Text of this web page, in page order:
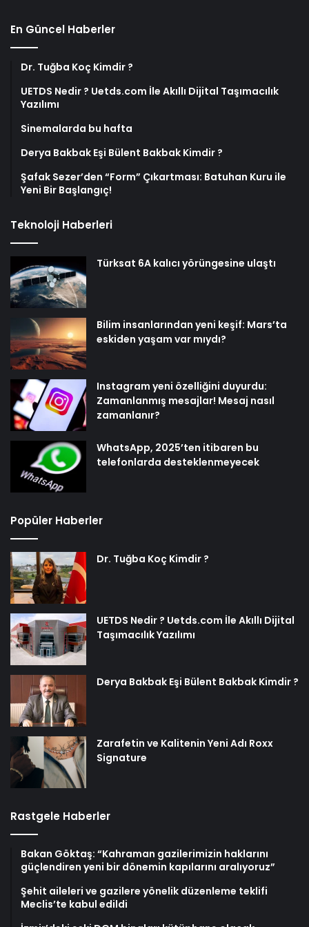
En Güncel Haberler
Dr. Tuğba Koç Kimdir ?
UETDS Nedir ? Uetds.com İle Akıllı Dijital Taşımacılık
Yazılımı
Sinemalarda bu hafta
Derya Bakbak Eşi Bülent Bakbak Kimdir ?
Şafak Sezer’den “Form” Çıkartması: Batuhan Kuru ile
Yeni Bir Başlangıç!
Teknoloji Haberleri
Türksat 6A kalıcı yörüngesine ulaştı
Bilim insanlarından yeni keşif: Mars’ta
eskiden yaşam var mıydı?
Instagram yeni özelliğini duyurdu:
Zamanlanmış mesajlar! Mesaj nasıl
zamanlanır?
WhatsApp, 2025’ten itibaren bu
telefonlarda desteklenmeyecek
Popüler Haberler
Dr. Tuğba Koç Kimdir ?
UETDS Nedir ? Uetds.com İle Akıllı Dijital
Taşımacılık Yazılımı
Derya Bakbak Eşi Bülent Bakbak Kimdir ?
Zarafetin ve Kalitenin Yeni Adı Roxx
Signature
Rastgele Haberler
Bakan Göktaş: “Kahraman gazilerimizin haklarını
güçlendiren yeni bir dönemin kapılarını aralıyoruz”
Şehit aileleri ve gazilere yönelik düzenleme teklifi
Meclis’te kabul edildi